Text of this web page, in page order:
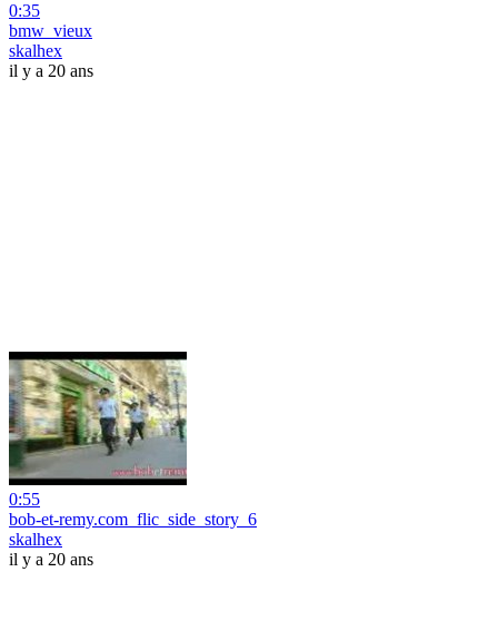
0:35
bmw_vieux
skalhex
il y a 20 ans
0:55
bob-et-remy.com_flic_side_story_6
skalhex
il y a 20 ans